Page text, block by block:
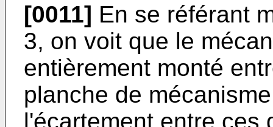
[0011] En se référant
3, on voit que le
entièrement monté
planche de
l'écartement entre ces